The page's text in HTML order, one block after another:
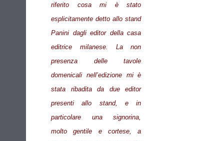
riferito cosa mi è stato
esplicitamente detto allo stand
Panini dagli editor della casa
editrice milanese. La non
presenza delle tavole
domenicali nell’edizione mi è
stata ribadita da due editor
presenti allo stand, e in
particolare una signorina,
molto gentile e cortese, a